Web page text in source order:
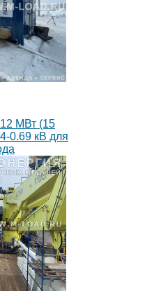
МВт (15
0.69 кВ для